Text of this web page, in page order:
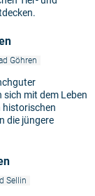
Göhren
mit dem Leben
historischen
die jüngere
Sellin